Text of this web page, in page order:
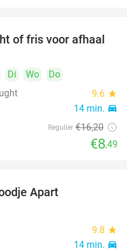
48%
of fris voor afhaal
Di Wo
Do
9.6 star
14 min. directions_car
Regulier €16,20
€8,49
Apart
9.8 star
14 min. directions_car